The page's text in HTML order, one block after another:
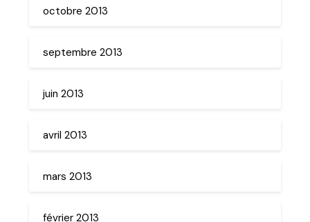
octobre 2013
septembre 2013
juin 2013
avril 2013
mars 2013
février 2013